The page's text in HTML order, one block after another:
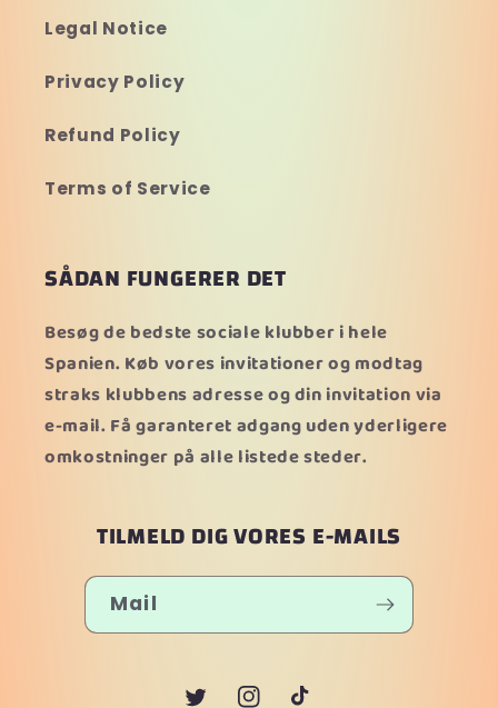
Legal Notice
Privacy Policy
Refund Policy
Terms of Service
SÅDAN FUNGERER DET
Besøg de bedste sociale klubber i hele
Spanien. Køb vores invitationer og modtag
straks klubbens adresse og din invitation via
e-mail. Få garanteret adgang uden yderligere
omkostninger på alle listede steder.
TILMELD DIG VORES E-MAILS
Mail